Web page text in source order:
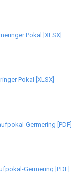
Pokal [XLSX]
Pokal [XLSX]
Germering [PDF]
Germering [PDF]